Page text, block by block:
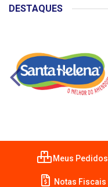
DESTAQUES
Meus Pedidos
Notas Fiscais